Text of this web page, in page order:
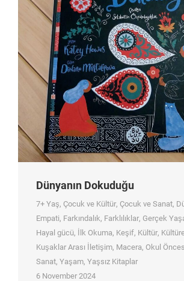
Dünyanın Dokuduğu
7+ Yaş, Çocuk ve Kültür, Çocuk ve Sanat,
Empati, Farkındalık, Farklılıklar, Gerçek
Hayal gücü, İlk Okuma, Keşif, Kültür,
Kuşaklar Arası İletişim, Macera, Okul
Sanat, Yaşam, Yaşsız Kitaplar
6 November 2024